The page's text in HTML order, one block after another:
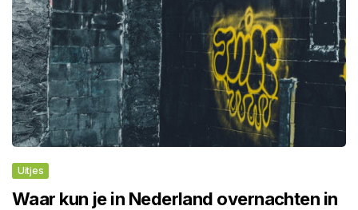
Uitjes
Waar kun je in Nederland overnachten in